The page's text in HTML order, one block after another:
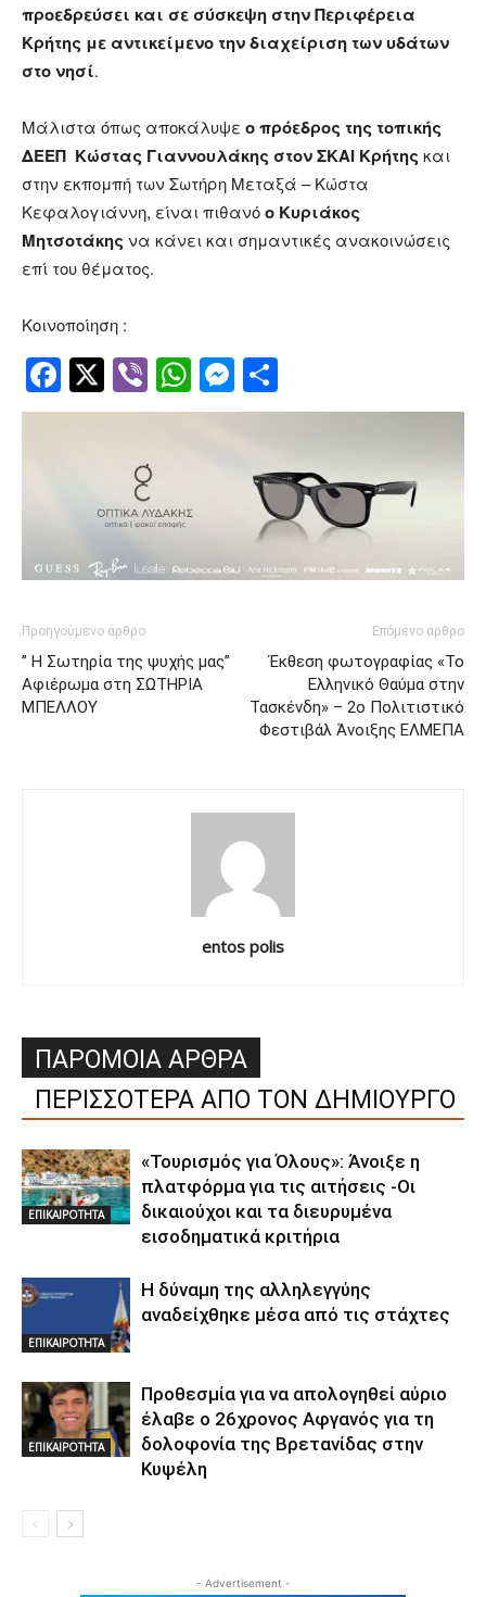
προεδρεύσει και σε σύσκεψη στην Περιφέρεια
Κρήτης με αντικείμενο την διαχείριση των υδάτων
στο νησί.
Μάλιστα όπως αποκάλυψε ο πρόεδρος της τοπικής
ΔΕΕΠ Κώστας Γιαννουλάκης στον ΣΚΑΙ Κρήτης και
στην εκπομπή των Σωτήρη Μεταξά – Κώστα
Κεφαλογιάννη, είναι πιθανόο Κυριάκος
Μητσοτάκης να κάνει και σημαντικές ανακοινώσεις
επί του θέματος.
Κοινοποίηση :
Facebook
Twitter
ViberWhatsApp
Messenger
Προηγούμενο άρθρο
” Η Σωτηρία της ψυχής μας”
Αφιέρωμα στη ΣΩΤΗΡΙΑ
ΜΠΕΛΛΟΥ
Επόμενο άρθρο
Έκθεση φωτογραφίας «Το
Ελληνικό Θαύμα στην
Τασκένδη» – 2ο Πολιτιστικό
Φεστιβάλ Άνοιξης ΕΛΜΕΠΑ
entos polis
ΠΑΡΟΜΟΙΑ ΑΡΘΡΑ
ΠΕΡΙΣΣΟΤΕΡΑ ΑΠΟ ΤΟΝ ΔΗΜΙΟΥΡΓΟ
ΕΠΙΚΑΙΡΟΤΗΤΑ
«Τουρισμός για Όλους»: Άνοιξε η
πλατφόρμα για τις αιτήσεις -Οι
δικαιούχοι και τα διευρυμένα
εισοδηματικά κριτήρια
ΕΠΙΚΑΙΡΟΤΗΤΑ
Η δύναμη της αλληλεγγύης
αναδείχθηκε μέσα από τις στάχτες
ΕΠΙΚΑΙΡΟΤΗΤΑ
Προθεσμία για να απολογηθεί αύριο
έλαβε ο 26χρονος Αφγανός για τη
δολοφονία της Βρετανίδας στην
Κυψέλη
- Advertisement -